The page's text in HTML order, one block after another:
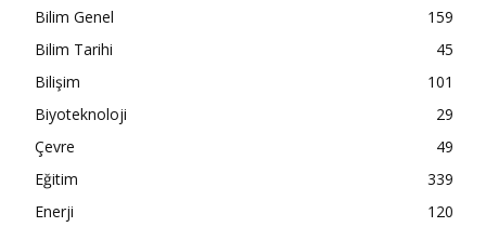
Bilim Genel
159
Bilim Tarihi
45
Bilişim
101
Biyoteknoloji
29
Çevre
49
Eğitim
339
Enerji
120